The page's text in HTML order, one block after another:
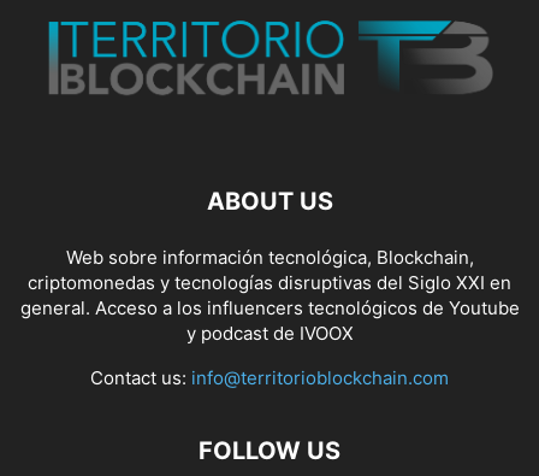
ABOUT US
Web sobre información tecnológica, Blockchain,
criptomonedas y tecnologías disruptivas del Siglo XXI en
general. Acceso a los influencers tecnológicos de Youtube
y podcast de IVOOX
Contact us: info@territorioblockchain.com
FOLLOW US